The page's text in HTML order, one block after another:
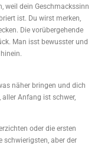
weil dein Geschmackssinn
ist. Du wirst merken,
Die vorübergehende
Man isst bewusster und
näher bringen und dich
Anfang ist schwer,
oder die ersten
schwierigsten, aber der